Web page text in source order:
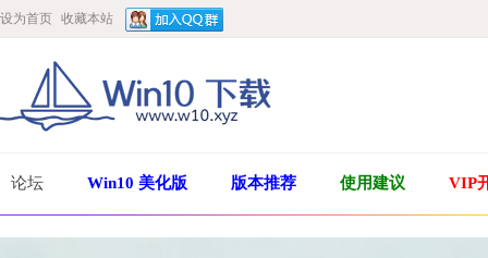
设为首页 收藏本站
论坛 Win10 美化版 版本推荐 使用建议 VIP